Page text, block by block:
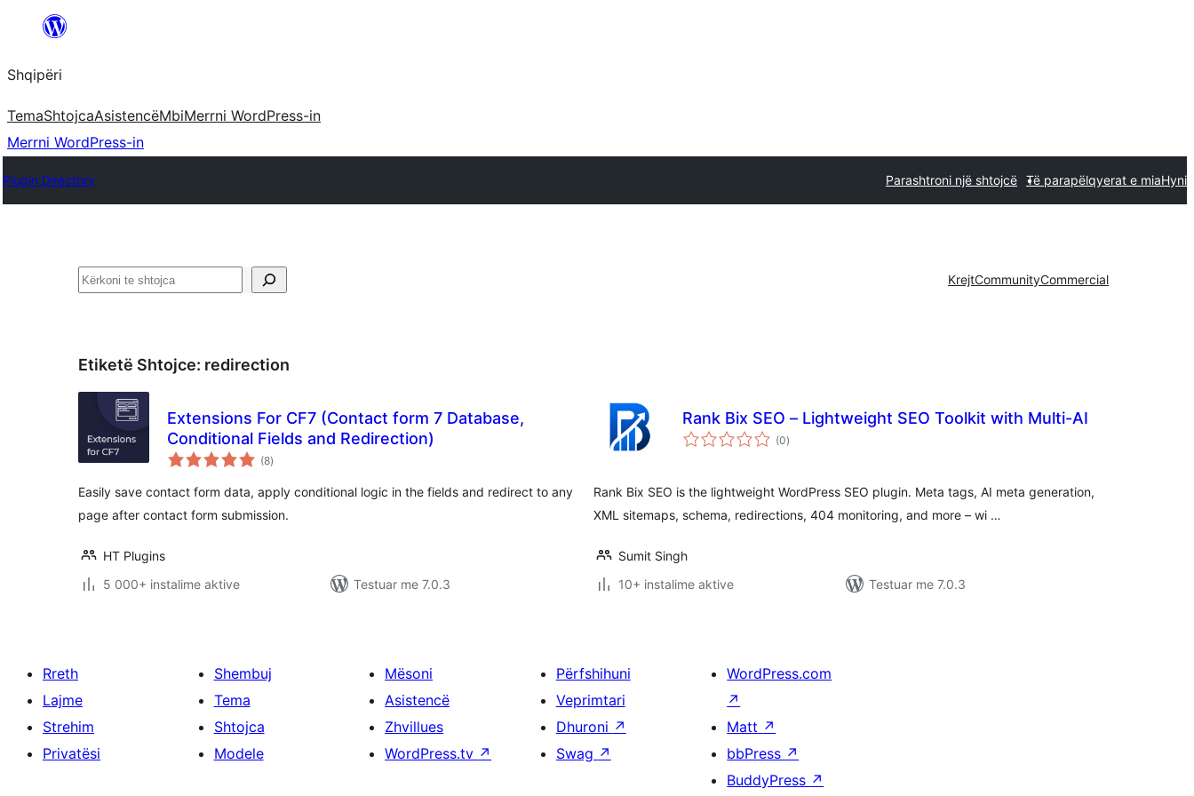
Hidhu
lënda
Shqipëri
TemaShtojcaAsistencëMbiMerrni WordPress-in
Merrni WordPress-in
Plugin Directory Parashtroni një shtojcë Të parapëlqyerat e miaHyni
Kërko KrejtCommunityCommercial
Etiketë Shtojce: redirection
Extensions For CF7 (Contact form 7 Database,
Conditional Fields and Redirection)
(8vlerësime
gjithsej
)
Easily save contact form data, apply conditional logic in the fields and redirect to any
page after contact form submission.
HT Plugins
5 000+ instalime aktive
Testuar me 7.0.3
Rank Bix SEO – Lightweight SEO Toolkit with Multi-AI
(0vlerësime
gjithsej
)
Rank Bix SEO is the lightweight WordPress SEO plugin. Meta tags, AI meta generation,
XML sitemaps, schema, redirections, 404 monitoring, and more – wi …
Sumit Singh
10+ instalime aktive
Testuar me 7.0.3
Rreth
Lajme
Strehim
Privatësi
Shembuj
Tema
Shtojca
Modele
Mësoni
Asistencë
Zhvillues
WordPress.tv ↗
Përfshihuni
Veprimtari
Dhuroni ↗
Swag ↗
WordPress.com
↗
Matt ↗
bbPress ↗
BuddyPress ↗